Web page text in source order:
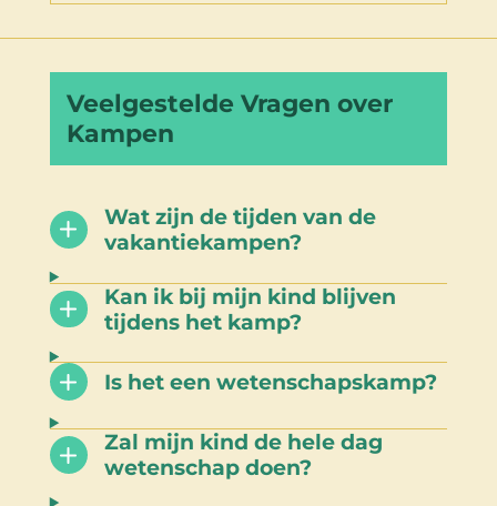
Veelgestelde Vragen over
Kampen
Wat zijn de tijden van de
vakantiekampen?
Kan ik bij mijn kind blijven
tijdens het kamp?
Is het een wetenschapskamp?
Zal mijn kind de hele dag
wetenschap doen?